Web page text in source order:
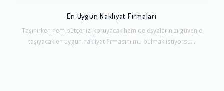
En Uygun Nakliyat Firmaları
Taşınırken hem bütçenizi koruyacak hem de eşyalarınızı güvenle
taşıyacak en uygun nakliyat firmasını mu bulmak istiyorsu...